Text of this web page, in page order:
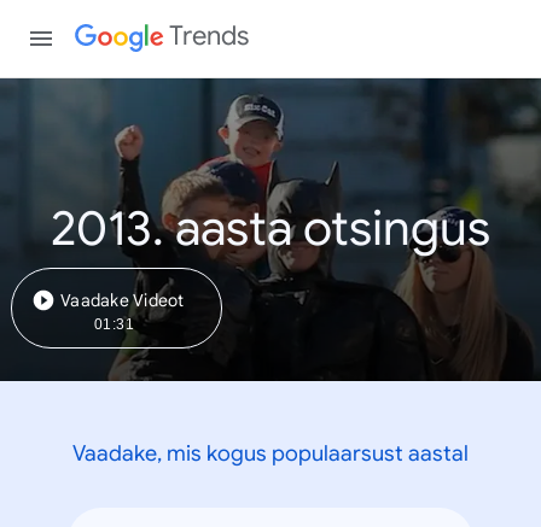
Trends
2013. aasta otsingus
Vaadake Videot
01:31
Vaadake, mis kogus populaarsust aastal